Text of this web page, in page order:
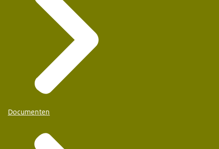
Documenten